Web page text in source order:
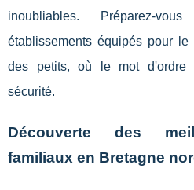
inoubliables. Préparez-
établissements équipés pour
des petits, où le mot d'ordre
sécurité.
Découverte des
familiaux en Bretagne